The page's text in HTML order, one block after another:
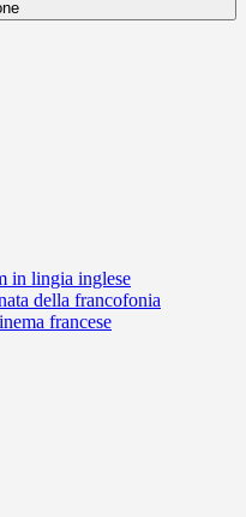
in lingia inglese
della francofonia
francese